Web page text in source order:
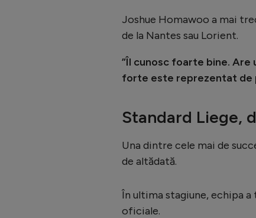
Joshue Homawoo a mai
de la Nantes sau Lorient.
”Îl cunosc foarte bine. Are
forte este reprezentat de
Standard Liege,
Una dintre cele mai de
de altădată.
În ultima stagiune, echipa
oficiale.